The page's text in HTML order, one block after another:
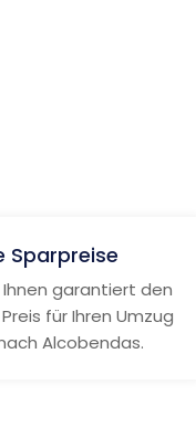
Sparpreise
garantiert den
für Ihren Umzug
Alcobendas.